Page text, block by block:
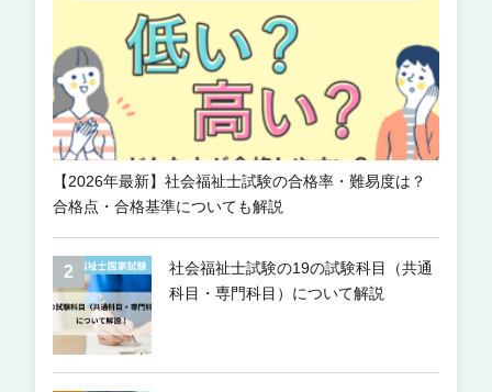
【2026年最新】社会福祉士試験の合格率・難易度は？
合格点・合格基準についても解説
社会福祉士試験の19の試験科目（共通
科目・専門科目）について解説